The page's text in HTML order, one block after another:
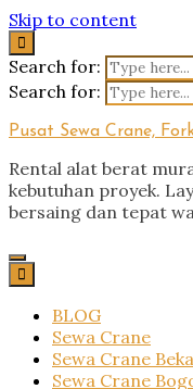
Skip to content
Search for:
Search for:
Pusat Sewa Crane,
Rental alat berat
kebutuhan proyek.
bersaing dan tepat
BLOG
Sewa Crane
Sewa Crane
Sewa Crane